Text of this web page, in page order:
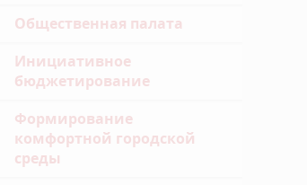
Общественная палата
Инициативное
бюджетирование
Формирование
комфортной городской
среды